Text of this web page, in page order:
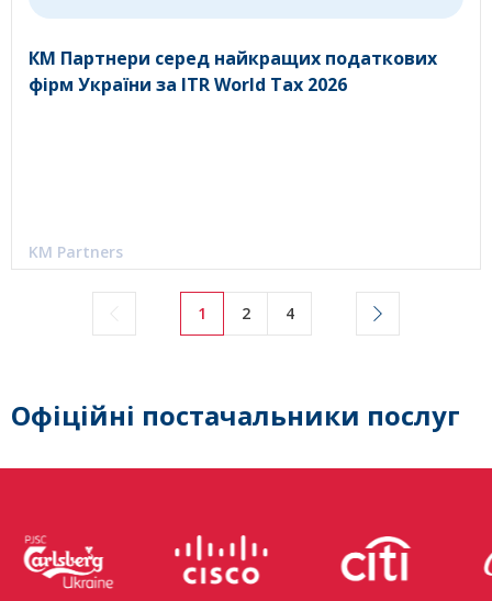
КМ Партнери серед найкращих податкових
фірм України за ITR World Tax 2026
KM Partners
1 2 4
Офіційні постачальники послуг